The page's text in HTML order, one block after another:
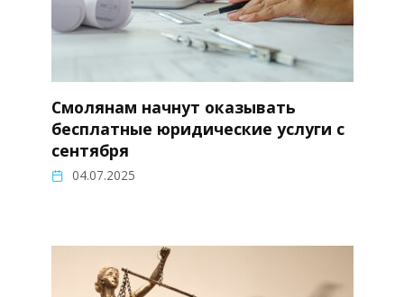
Смолянам начнут оказывать
бесплатные юридические услуги с
сентября
04.07.2025